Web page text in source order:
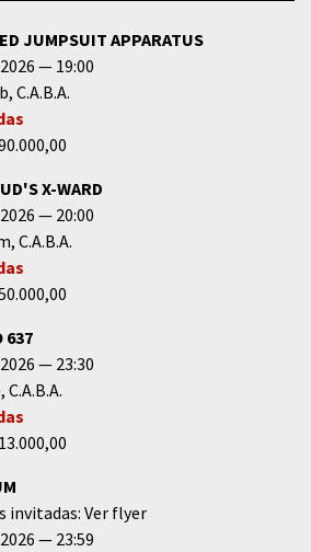
JUMPSUIT APPARATUS
19:00
C.A.B.A.
X-WARD
20:00
C.A.B.A.
637
23:30
C.A.B.A.
invitadas: Ver flyer
23:59